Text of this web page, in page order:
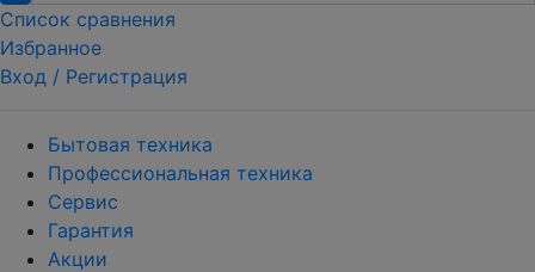
Список сравнения
Избранное
Вход / Регистрация
Бытовая техника
Профессиональная техника
Сервис
Гарантия
Акции